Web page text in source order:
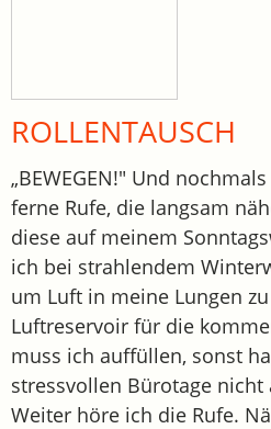
ROLLENTAUSCH
„BEWEGEN!" Und nochmals
ferne Rufe, die langsam
diese auf meinem
ich bei strahlendem
um Luft in meine Lungen
Luftreservoir für die
muss ich auffüllen, sonst
stressvollen Bürotage nicht
Weiter höre ich die Rufe.